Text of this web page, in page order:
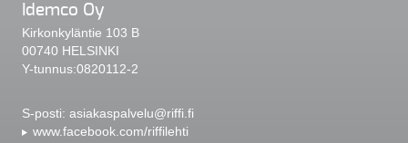
Idemco Oy
Kirkonkyläntie 103 B
00740 HELSINKI
Y-tunnus:0820112-2
S-posti: asiakaspalvelu@riffi.fi
www.facebook.com/riffilehti